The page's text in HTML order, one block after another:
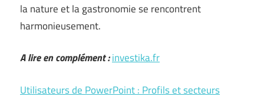
la nature et la gastronomie se rencontrent
harmonieusement.
A lire en complément :investika.fr
Utilisateurs de PowerPoint : Profils et secteurs